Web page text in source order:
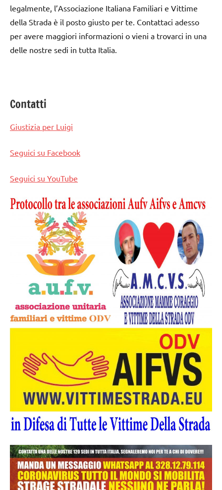
legalmente, l’Associazione Italiana Familiari e Vittime
della Strada è il posto giusto per te. Contattaci adesso
per avere maggiori informazioni o vieni a trovarci in una
delle nostre sedi in tutta Italia.
Contatti
Giustizia per Luigi
Seguici su Facebook
Seguici su YouTube